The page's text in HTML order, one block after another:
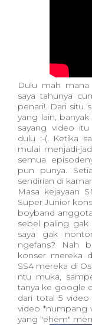
Dulu mah mana
saya tahunya
penari!. Dari situ
yang lain,
sayang video
dulu :-(. Ketika
mulai menjadi-
semua
pun punya.
sendirian di
Masa kejayaan
Super Junior
boyband
sebel paling gak
saya gak
ngefans? Nah
konser mereka
SS4 mereka di
ntu muka,
tanya ke google
dari total 5
video *numpang
yang "ehem"